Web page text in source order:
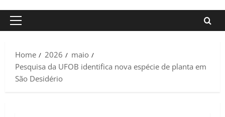
Primary
Home
2026
maio
Pesquisa da UFOB identifica nova espécie de planta em
São Desidério